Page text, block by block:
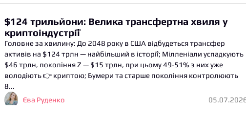
$124 трильйони: Велика трансфертна хвиля у
криптоіндустрії
Головне за хвилину: До 2048 року в США відбудеться трансфер
активів на $124 трлн — найбільший в історії; Мілленіали успадкують
$46 трлн, покоління Z — $15 трлн, при цьому 49-51% з них уже
володіють 👉 криптою; Бумери та старше покоління контролюють
8...
Єва Руденко